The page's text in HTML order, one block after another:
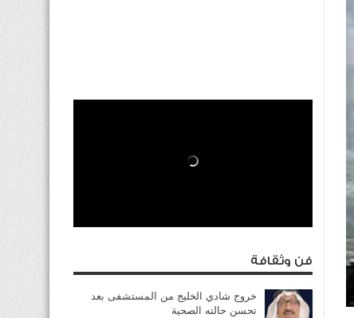
فن وثقافة
خروج شادي الخليج من المستشفى بعد
تحسن حالته الصحية